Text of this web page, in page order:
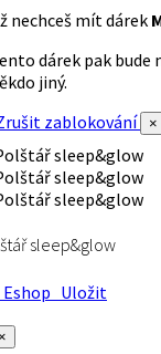
nechceš mít dárek
dárek pak bude
jiný.
zablokování
×
sleep&glow
Uložit